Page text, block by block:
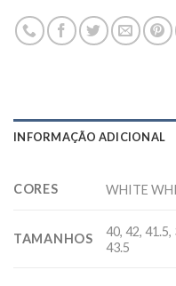
INFORMAÇÃO ADICIONAL
CORES WHITE
TAMANHOS
40, 42, 41.5,
43.5